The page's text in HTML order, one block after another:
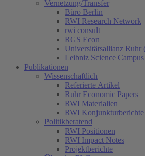
Vernetzung/Transfer
Büro Berlin
RWI Research Network
rwi consult
RGS Econ
Universitätsallianz
Leibniz Science
Publikationen
Wissenschaftlich
Referierte Artikel
Ruhr Economic Papers
RWI Materialien
RWI Konjunkturberichte
Politikberatend
RWI Positionen
RWI Impact Notes
Projektberichte